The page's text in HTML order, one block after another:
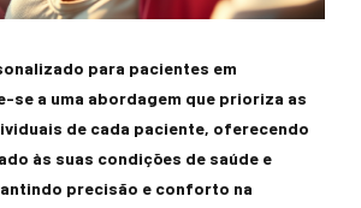
para pacientes em
a uma abordagem que prioriza as
de cada paciente, oferecendo
às suas condições de saúde e
precisão e conforto na